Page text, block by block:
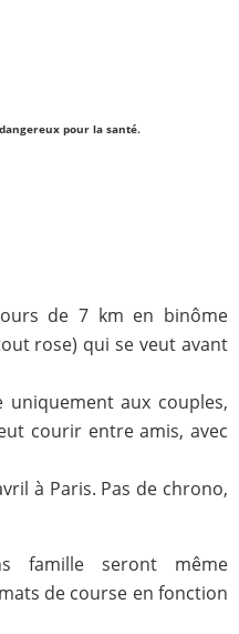
pour la santé.
de 7 km en binôme
rose) qui se veut avant
uniquement aux couples,
courir entre amis, avec
à Paris. Pas de chrono,
famille seront même
de course en fonction